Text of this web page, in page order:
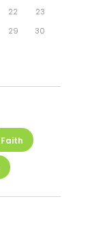
22
23
29
30
Faith